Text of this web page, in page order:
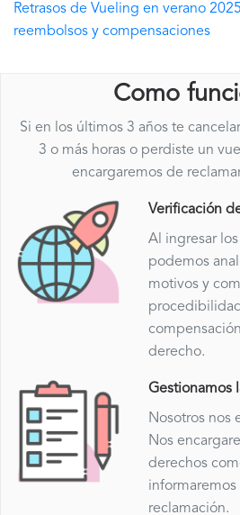
Retrasos de Vueling en verano
reembolsos y compensaciones
Como
Si en los últimos 3 años te
3 o más horas o perdiste un
encargaremos de
Verificación
Al ingresar
podemos
motivos y
derecho.
Gestionamos
Nosotros nos
Nos
derechos
reclamación.